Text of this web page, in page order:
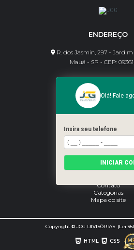
ENDEREÇO
R. dos Jasmin, 297 -
Mauá - SP - CEP:
CONTATO
(11) 95462-8630
Home
Sobre Nós
Serviços
Contato
Categorias
Mapa do site
Copyright © JCG DIVISÓRIAS. (Lei
HTML CSS
Olá! Fale
Insira seu telefone
INICIAR